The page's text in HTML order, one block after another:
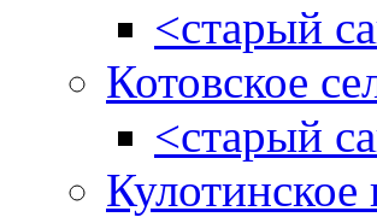
<старый
Котовское
<старый
Кулотинское